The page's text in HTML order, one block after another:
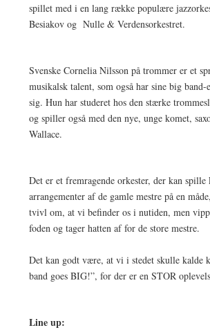
spillet med i en lang række populære
Besiakov og Nulle & Verdensorkestret.
Svenske Cornelia Nilsson på trommer er et
musikalsk talent, som også har sine big
sig. Hun har studeret hos den stærke
og spiller også med den nye, unge komet,
Wallace.
Det er et fremragende orkester, der kan spille
arrangementer af de gamle mestre på en
tvivl om, at vi befinder os i nutiden, men
foden og tager hatten af for de store mestre.
Det kan godt være, at vi i stedet skulle kalde
band goes BIG!”, for der er en STOR
Line up: